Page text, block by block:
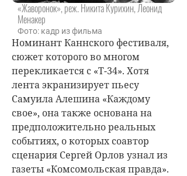
«Жаворонок», реж. Никита Курихин, Леонид
Менакер
Фото: кадр из фильма
Номинант Каннского фестиваля,
сюжет которого во многом
перекликается с «Т-34». Хотя
лента экранизирует пьесу
Самуила Алешина «Каждому
свое», она также основана на
предположительно реальных
событиях, о которых соавтор
сценария Сергей Орлов узнал из
газеты «Комсомольская правда».